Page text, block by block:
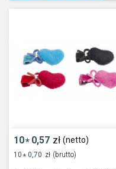
10* 0,57 zł (netto)
10 * 0,70 zł (brutto)